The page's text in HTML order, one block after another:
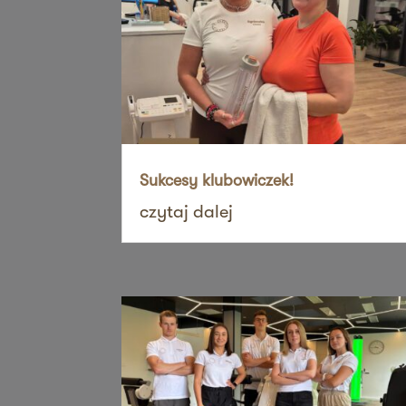
ul. Szubianki 19
63-200 Jarocin
36 MINUT Jaworzno
ul. Katowicka 47
43-603 Jaworzno
36 MINUT Kalisz
36 MINUT Kamionki
ul. Poznańska 117
62-023 Kamionki
Sukcesy klubowiczek!
czytaj dalej